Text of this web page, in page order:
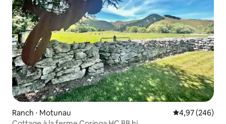
Ranch ⋅ Motunau Évaluation
4,97 (246)